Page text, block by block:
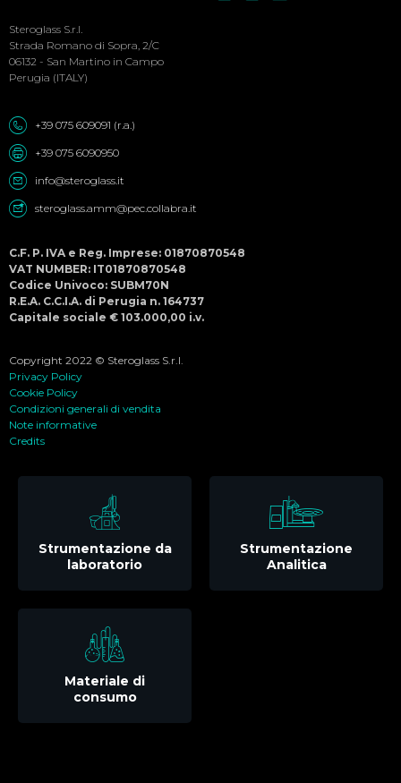
Menu
Steroglass S.r.l.
Strada Romano di Sopra, 2/C
06132 - San Martino in Campo
Perugia (ITALY)
+39 075 609091 (r.a.)
+39 075 6090950
info@steroglass.it
steroglass.amm@pec.collabra.it
C.F. P. IVA e Reg. Imprese: 01870870548
VAT NUMBER: IT01870870548
Codice Univoco: SUBM70N
R.E.A. C.C.I.A. di Perugia n. 164737
Capitale sociale € 103.000,00 i.v.
Copyright 2022 © Steroglass S.r.l.
Privacy Policy
Cookie Policy
Condizioni generali di vendita
Note informative
Credits
Strumentazione da
laboratorio
Strumentazione
Analitica
Materiale di
consumo